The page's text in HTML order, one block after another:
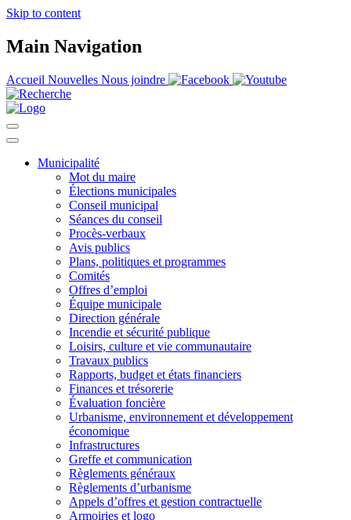
Skip to content
Main Navigation
Accueil Nouvelles Nous joindre
Municipalité
Mot du maire
Élections municipales
Conseil municipal
Séances du conseil
Procès-verbaux
Avis publics
Plans, politiques et programmes
Comités
Offres d’emploi
Équipe municipale
Direction générale
Incendie et sécurité publique
Loisirs, culture et vie communautaire
Travaux publics
Rapports, budget et états financiers
Finances et trésorerie
Évaluation foncière
Urbanisme, environnement et développement
économique
Infrastructures
Greffe et communication
Règlements généraux
Règlements d’urbanisme
Appels d’offres et gestion contractuelle
Armoiries et logo